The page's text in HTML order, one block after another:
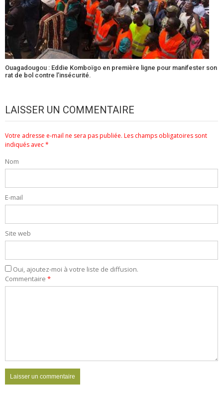
Ouagadougou : Eddie Komboïgo en première ligne pour manifester son
rat de bol contre l’insécurité.
LAISSER UN COMMENTAIRE
Votre adresse e-mail ne sera pas publiée. Les champs obligatoires sont
indiqués avec*
Nom
E-mail
Site web
Oui, ajoutez-moi à votre liste de diffusion.
Commentaire *